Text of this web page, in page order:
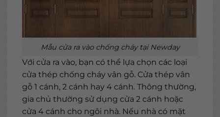
Mẫu cửa ra vào chống cháy tại Newday
Với cửa ra vào, bạn có thể lựa chọn các loại
cửa thép chống cháy vân gỗ. Cửa thép vân
gỗ 1 cánh, 2 cánh hay 4 cánh. Thông thường,
gia chủ thường sử dụng cửa 2 cánh hoặc
cửa 4 cánh cho ngôi nhà. Nếu nhà có mặt